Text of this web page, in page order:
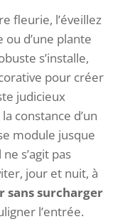
fleurie, l’éveillez
ou d’une plante
s’installe,
pour créer
judicieux
constance d’un
module jusque
s’agit pas
jour et nuit, à
sans surcharger
l’entrée.